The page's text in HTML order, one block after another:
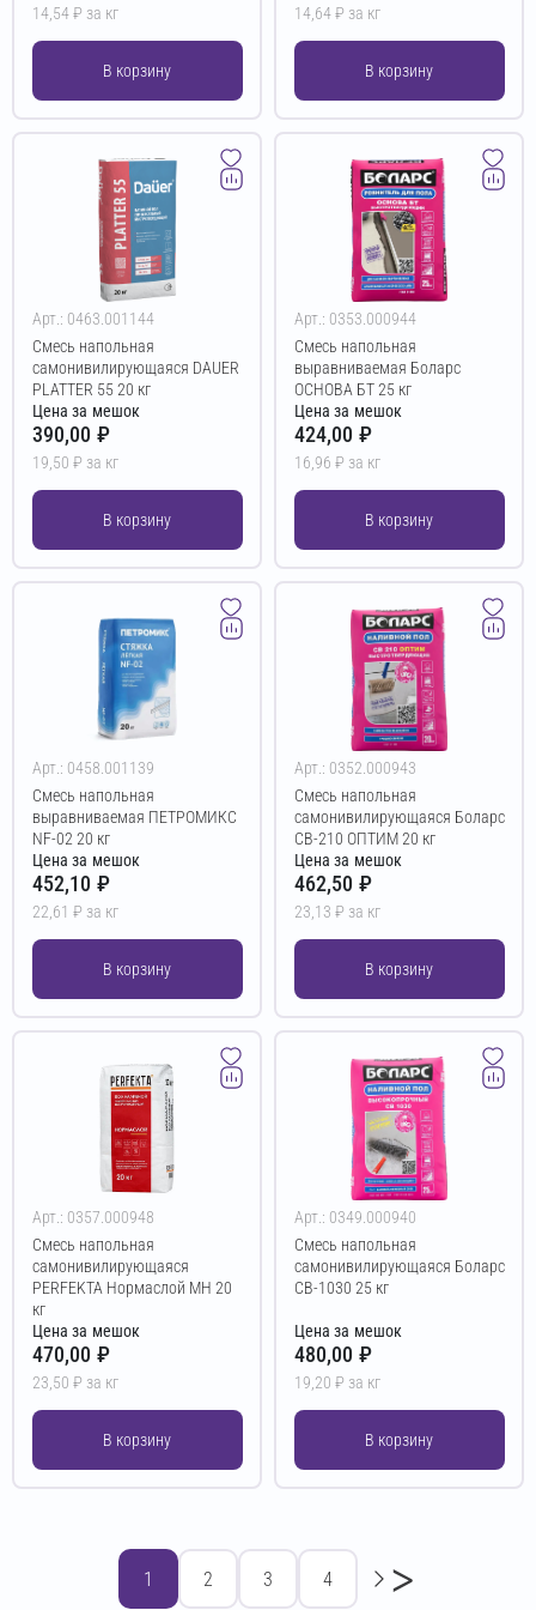
14,54 ₽ за кг
В корзину
14,64 ₽ за кг
В корзину
Арт.: 0463.001144
Смесь напольная
самонивилирующаяся DAUER
PLATTER 55 20 кг
Цена за мешок
390,00 ₽
19,50 ₽ за кг
В корзину
Арт.: 0353.000944
Смесь напольная
выравниваемая Боларс
ОСНОВА БТ 25 кг
Цена за мешок
424,00 ₽
16,96 ₽ за кг
В корзину
Арт.: 0458.001139
Смесь напольная
выравниваемая ПЕТРОМИКС
NF-02 20 кг
Цена за мешок
452,10 ₽
22,61 ₽ за кг
В корзину
Арт.: 0352.000943
Смесь напольная
самонивилирующаяся Боларс
СВ-210 ОПТИМ 20 кг
Цена за мешок
462,50 ₽
23,13 ₽ за кг
В корзину
Арт.: 0357.000948
Смесь напольная
самонивилирующаяся
PERFEKTA Нормаслой МН 20
кг
Цена за мешок
470,00 ₽
23,50 ₽ за кг
В корзину
Арт.: 0349.000940
Смесь напольная
самонивилирующаяся Боларс
СВ-1030 25 кг
Цена за мешок
480,00 ₽
19,20 ₽ за кг
В корзину
1 2 3 4 >